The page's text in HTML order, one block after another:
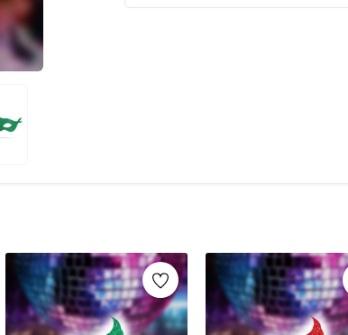
Baş çevrenize göre dilediğiniz gibi